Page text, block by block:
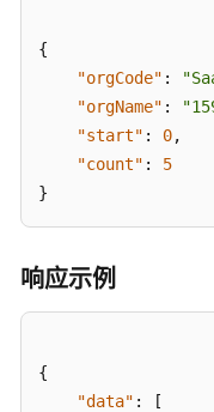
项
管
消
{
"orgCode" :
"orgName" :
"start" : 0,
"count" :
5
}
响应示例
{
"data" :
[